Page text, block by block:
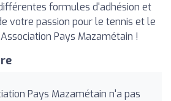
formules d'adhésion et
votre passion pour le tennis et le
Pays Mazamétain !
Pays Mazamétain n'a pas